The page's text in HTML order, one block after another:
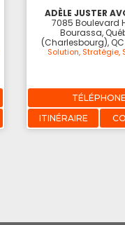
ADÈLE JUSTER
7085 Boulevard
Bourassa,
(Charlesbourg), QC
Solution, Stratégie,
TÉLÉPHONE
ITINÉRAIRE